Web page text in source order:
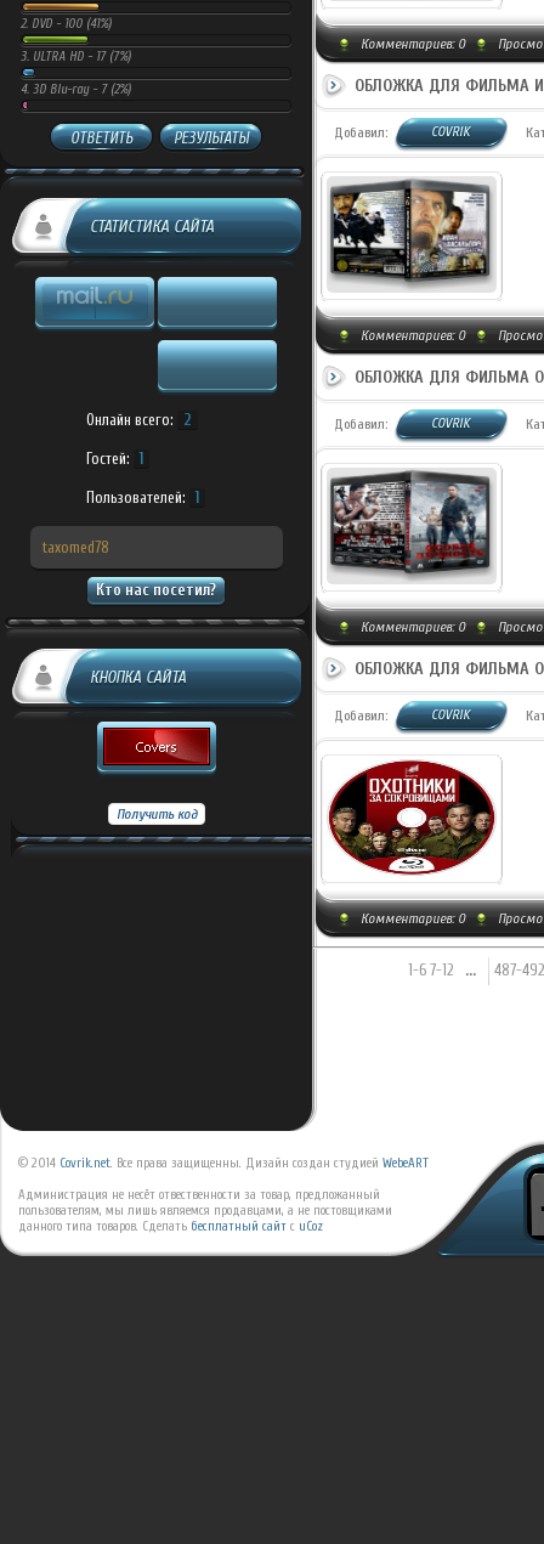
2. DVD - 100 (41%)
3. ULTRA HD - 17 (7%)
4. 3D Blu-ray - 7 (2%)
ОТВЕТИТЬ РЕЗУЛЬТАТЫ
СТАТИСТИКА САЙТА
Онлайн всего: 2
Гостей: 1
Пользователей: 1
taxomed78
Кто нас посетил?
КНОПКА САЙТА
Комментариев: 0
ОБЛОЖКА ДЛЯ ФИЛЬМА
Добавил: COVRIK
Комментариев: 0
ОБЛОЖКА ДЛЯ ФИЛЬМА
Добавил: COVRIK
Комментариев: 0
ОБЛОЖКА ДЛЯ ФИЛЬМА
Добавил: COVRIK
Комментариев: 0
1-6 7-12 ... 487-492
© 2014 Covrik.net. Все права защищенны. Дизайн создан студией WebeART
Администрация не несёт отвественности за товар, предложанный
пользователям, мы лишь являемся продавцами, а не постовщиками
данного типа товаров. Сделать бесплатный сайт с uCoz